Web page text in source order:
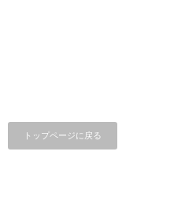
トップページに戻る